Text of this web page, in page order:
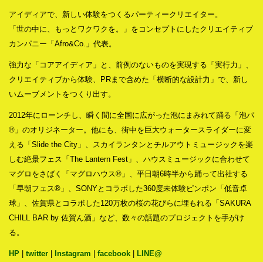
アイディアで、新しい体験をつくるパーティークリエイター。
「世の中に、もっとワクワクを。」をコンセプトにしたクリエイティブ
カンパニー「Afro&Co.」代表。
強力な「コアアイディア」と、前例のないものを実現する「実行力」、
クリエイティブから体験、PRまで含めた「横断的な設計力」で、新し
いムーブメントをつくり出す。
2012年にローンチし、瞬く間に全国に広がった泡にまみれて踊る「泡パ
®」のオリジネーター。他にも、街中を巨大ウォータースライダーに変
える「Slide the City」、スカイランタンとチルアウトミュージックを楽
しむ絶景フェス「The Lantern Fest」、ハウスミュージックに合わせて
マグロをさばく「マグロハウス®」、平日朝6時半から踊って出社する
「早朝フェス®」、SONYとコラボした360度未体験ピンポン「低音卓
球」、佐賀県とコラボした120万枚の桜の花びらに埋もれる「SAKURA
CHILL BAR by 佐賀ん酒」など、数々の話題のプロジェクトを手がけ
る。
HP | twitter | Instagram | facebook | LINE@